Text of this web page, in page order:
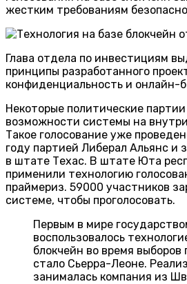
жестким требованиям
Глава отдела по инвестициям
принципы разработанного
конфиденциальность и онлайн-
Некоторые политические
возможности системы на
Такое голосование уже
году партией Либерал Альянс и
в штате Техас. В штате Юта
применили технологию
праймериз. 59000 участников
системе, чтобы проголосовать.
Первым в мире
воспользовалось
блокчейн во время выборов
стало Сьерра-Леоне.
занималась компания из